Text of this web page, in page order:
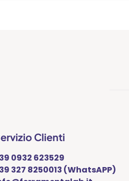
del
Clienti
0932 623529
327 8250013 (WhatsAPP)